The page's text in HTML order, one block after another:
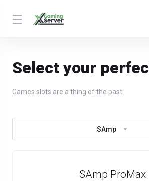
Select your
Games slots are a thing of the past
SAmp
SAmp ProMax